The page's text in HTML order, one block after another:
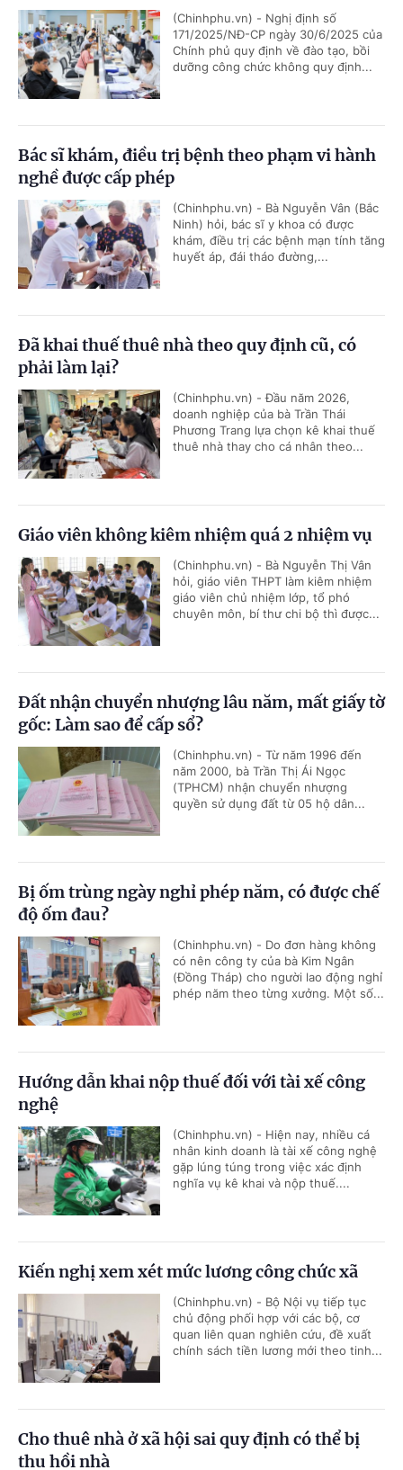
(Chinhphu.vn) - Nghị định số
171/2025/NĐ-CP ngày 30/6/2025 của
Chính phủ quy định về đào tạo, bồi
dưỡng công chức không quy định...
Bác sĩ khám, điều trị bệnh theo phạm vi hành
nghề được cấp phép
(Chinhphu.vn) - Bà Nguyễn Vân (Bắc
Ninh) hỏi, bác sĩ y khoa có được
khám, điều trị các bệnh mạn tính tăng
huyết áp, đái tháo đường,...
Đã khai thuế thuê nhà theo quy định cũ, có
phải làm lại?
(Chinhphu.vn) - Đầu năm 2026,
doanh nghiệp của bà Trần Thái
Phương Trang lựa chọn kê khai thuế
thuê nhà thay cho cá nhân theo...
Giáo viên không kiêm nhiệm quá 2 nhiệm vụ
(Chinhphu.vn) - Bà Nguyễn Thị Vân
hỏi, giáo viên THPT làm kiêm nhiệm
giáo viên chủ nhiệm lớp, tổ phó
chuyên môn, bí thư chi bộ thì được...
Đất nhận chuyển nhượng lâu năm, mất giấy tờ
gốc: Làm sao để cấp sổ?
(Chinhphu.vn) - Từ năm 1996 đến
năm 2000, bà Trần Thị Ái Ngọc
(TPHCM) nhận chuyển nhượng
quyền sử dụng đất từ 05 hộ dân...
Bị ốm trùng ngày nghỉ phép năm, có được chế
độ ốm đau?
(Chinhphu.vn) - Do đơn hàng không
có nên công ty của bà Kim Ngân
(Đồng Tháp) cho người lao động nghỉ
phép năm theo từng xưởng. Một số...
Hướng dẫn khai nộp thuế đối với tài xế công
nghệ
(Chinhphu.vn) - Hiện nay, nhiều cá
nhân kinh doanh là tài xế công nghệ
gặp lúng túng trong việc xác định
nghĩa vụ kê khai và nộp thuế....
Kiến nghị xem xét mức lương công chức xã
(Chinhphu.vn) - Bộ Nội vụ tiếp tục
chủ động phối hợp với các bộ, cơ
quan liên quan nghiên cứu, đề xuất
chính sách tiền lương mới theo tinh...
Cho thuê nhà ở xã hội sai quy định có thể bị
thu hồi nhà